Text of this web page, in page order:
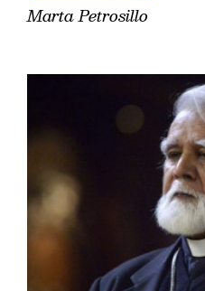
Marta Petrosillo